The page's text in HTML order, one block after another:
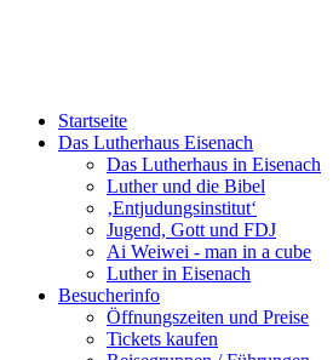
Startseite
Das Lutherhaus Eisenach
Das Lutherhaus in Eisenach
Luther und die Bibel
‚Entjudungsinstitut‘
Jugend, Gott und FDJ
Ai Weiwei - man in a cube
Luther in Eisenach
Besucherinfo
Öffnungszeiten und Preise
Tickets kaufen